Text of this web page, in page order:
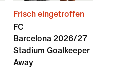
Frisch eingetroffen
FC
Barcelona 2026/27
Stadium Goalkeeper
Away